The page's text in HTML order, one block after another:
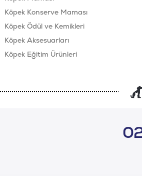
Köpek Konserve Maması
Köpek Ödül ve Kemikleri
Köpek Aksesuarları
Köpek Eğitim Ürünleri